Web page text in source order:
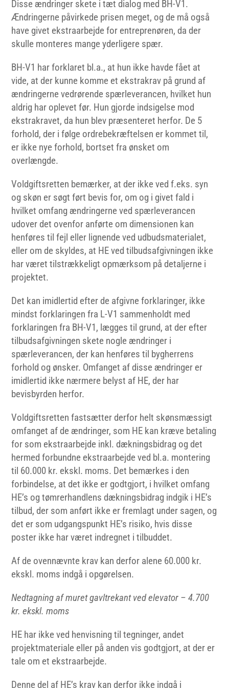
Disse ændringer skete i tæt dialog med BH-V1.
Ændringerne påvirkede prisen meget, og de må også
have givet ekstraarbejde for entreprenøren, da der
skulle monteres mange yderligere spær.
BH-V1 har forklaret bl.a., at hun ikke havde fået at
vide, at der kunne komme et ekstrakrav på grund af
ændringerne vedrørende spærleverancen, hvilket hun
aldrig har oplevet før. Hun gjorde indsigelse mod
ekstrakravet, da hun blev præsenteret herfor. De 5
forhold, der i følge ordrebekræftelsen er kommet til,
er ikke nye forhold, bortset fra ønsket om
overlængde.
Voldgiftsretten bemærker, at der ikke ved f.eks. syn
og skøn er søgt ført bevis for, om og i givet fald i
hvilket omfang ændringerne ved spærleverancen
udover det ovenfor anførte om dimensionen kan
henføres til fejl eller lignende ved udbudsmaterialet,
eller om de skyldes, at HE ved tilbudsafgivningen ikke
har været tilstrækkeligt opmærksom på detaljerne i
projektet.
Det kan imidlertid efter de afgivne forklaringer, ikke
mindst forklaringen fra L-V1 sammenholdt med
forklaringen fra BH-V1, lægges til grund, at der efter
tilbudsafgivningen skete nogle ændringer i
spærleverancen, der kan henføres til bygherrens
forhold og ønsker. Omfanget af disse ændringer er
imidlertid ikke nærmere belyst af HE, der har
bevisbyrden herfor.
Voldgiftsretten fastsætter derfor helt skønsmæssigt
omfanget af de ændringer, som HE kan kræve betaling
for som ekstraarbejde inkl. dækningsbidrag og det
hermed forbundne ekstraarbejde ved bl.a. montering
til 60.000 kr. ekskl. moms. Det bemærkes i den
forbindelse, at det ikke er godtgjort, i hvilket omfang
HE’s og tømrerhandlens dækningsbidrag indgik i HE’s
tilbud, der som anført ikke er fremlagt under sagen, og
det er som udgangspunkt HE’s risiko, hvis disse
poster ikke har været indregnet i tilbuddet.
Af de ovennævnte krav kan derfor alene 60.000 kr.
ekskl. moms indgå i opgørelsen.
Nedtagning af muret gavltrekant ved elevator – 4.700
kr. ekskl. moms
HE har ikke ved henvisning til tegninger, andet
projektmateriale eller på anden vis godtgjort, at der er
tale om et ekstraarbejde.
Denne del af HE’s krav kan derfor ikke indgå i